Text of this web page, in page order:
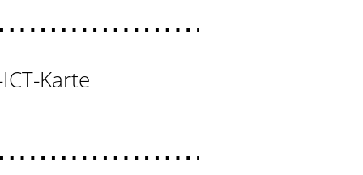
Karte